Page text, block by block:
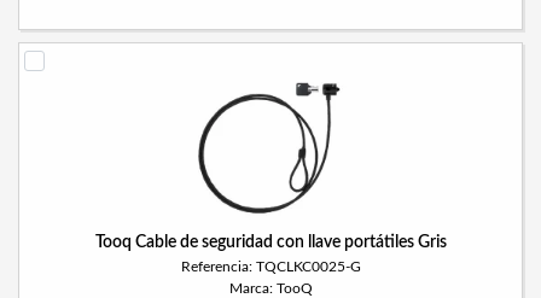
Tooq Cable de seguridad con llave portátiles Gris
Referencia: TQCLKC0025-G
Marca: TooQ